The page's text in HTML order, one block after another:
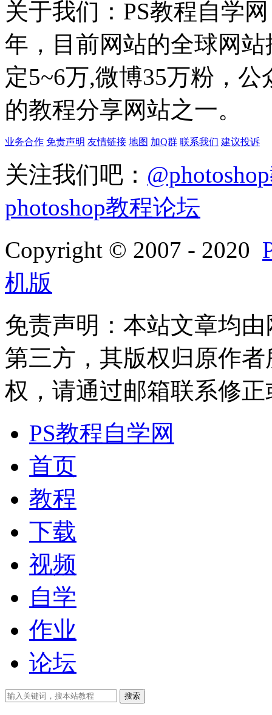
关于我们：PS教程自学
年，目前网站的全球网
定5~6万,微博35万粉，
的教程分享网站之一。
业务合作 免责声明 友情链接 地图 加Q群 联系我们 建议投诉
关注我们吧：
photoshop教程论坛
Copyright © 2007 - 2020
机版
免责声明：本站文章均
第三方，其版权归原作
权，请通过邮箱联系修正
PS教程自学网
首页
教程
下载
视频
自学
作业
论坛
搜索